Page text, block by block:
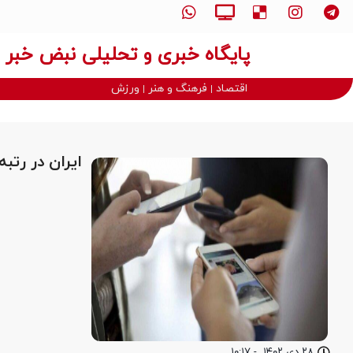
پایگاه خبری و تحلیلی نبض خبر
اقتصاد فرهنگ و هنر ورزش
ایران در رتبه ۷۵ سرعت اینترنت